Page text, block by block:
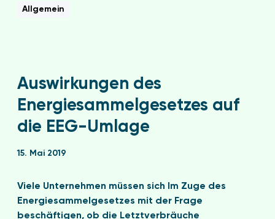
Allgemein
Auswirkungen des
Energiesammelgesetzes auf
die EEG-Umlage
15. Mai 2019
Viele Unternehmen müssen sich Im Zuge des
Energiesammelgesetzes mit der Frage
beschäftigen, ob die Letztverbräuche